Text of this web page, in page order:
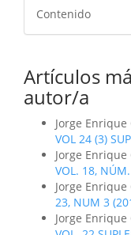
Contenido
Artículos
autor/a
Jorge
VOL 24 (3)
Jorge
VOL. 18,
Jorge
23, NUM 3
Jorge